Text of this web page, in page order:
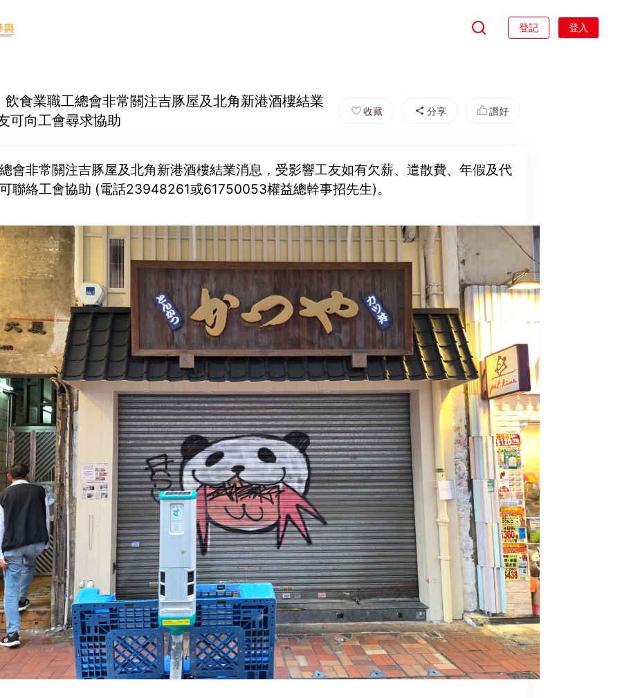
登記 登入
業職工總會非常關注吉豚屋及北角新港酒樓結業
可向工會尋求協助
收藏 分享 讚好
會非常關注吉豚屋及北角新港酒樓結業消息，受影響工友如有欠薪、遣散費、年假及代
聯絡工會協助 (電話23948261或61750053權益總幹事招先生)。